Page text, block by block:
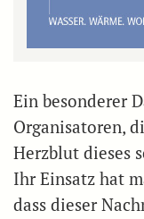
Ein besonderer
Organisatoren,
Herzblut dieses
Ihr Einsatz hat
dass dieser